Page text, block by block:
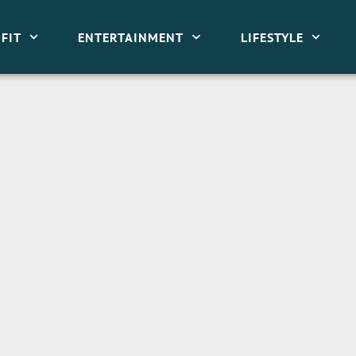
ENTERTAINMENT LIFESTYLE